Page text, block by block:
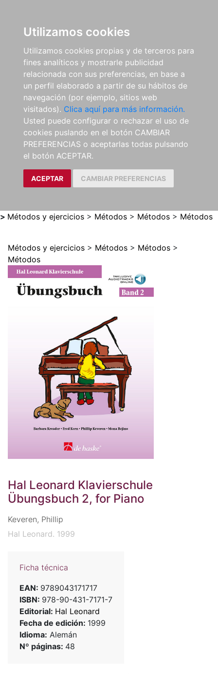
Utilizamos cookies
Utilizamos cookies propias y de terceros para
fines analíticos y mostrarle publicidad
relacionada con sus preferencias, en base a
un perfil elaborado a partir de su hábitos de
navegación (por ejemplo, sitios web
visitados). Clica aquí para más información.
Usted puede configurar o rechazar el uso de
cookies puslando en el botón CAMBIAR
PREFERENCIAS o aceptarlas todas pulsando
el botón ACEPTAR.
ACEPTAR CAMBIAR PREFERENCIAS
> Métodos y ejercicios > Métodos > Métodos > Métodos
Métodos y ejercicios > Métodos > Métodos >
Métodos
Hal Leonard Klavierschule
Übungsbuch 2, for Piano
Keveren, Phillip
Hal Leonard. 1999
Ficha técnica
EAN: 9789043171717
ISBN: 978-90-431-7171-7
Editorial: Hal Leonard
Fecha de edición: 1999
Idioma: Alemán
Nº páginas: 48